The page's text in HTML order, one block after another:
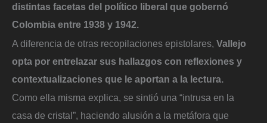
distintas facetas del político liberal que gobernó
Colombia entre 1938 y 1942.
A diferencia de otras recopilaciones epistolares, Vallejo
opta por entrelazar sus hallazgos con reflexiones y
contextualizaciones que le aportan a la lectura.
Como ella misma explica, se sintió una “intrusa en la
casa de cristal”, haciendo alusión a la metáfora que